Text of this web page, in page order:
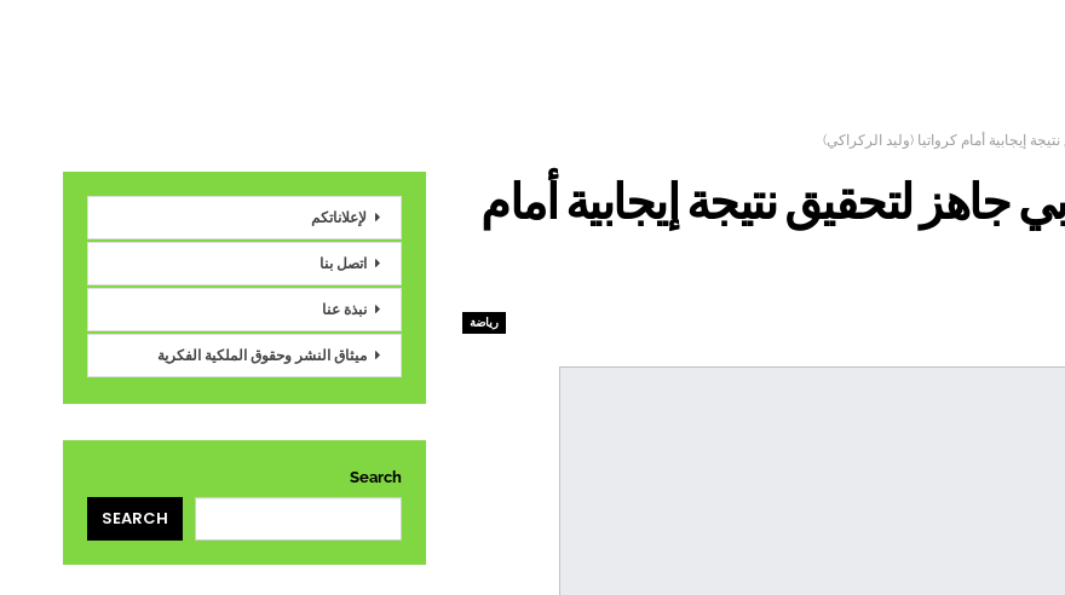
جاهز لتحقيق نتيجة إيجابية أمام
رياضة
لإعلاناتكم
اتصل بنا
نبذة عنا
ميثاق النشر وحقوق الملكية الفكرية
Search
SEARCH